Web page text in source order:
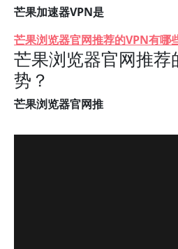
芒果加速器VPN是
芒果浏览器官网推荐的VPN有哪
芒果浏览器官网推荐
势？
芒果浏览器官网推